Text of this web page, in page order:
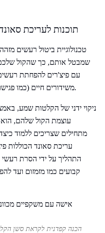
תוכנות לעריכת
טכנולוגיית ביטול רעשים
שמבטל אותם, כך שהקול
עם פיצ'רים להפחתת
משידורים חיים (כמו פגישות וירטואליות) וגם מהקלטות קיימות.
ניקוי ידני של הקלטות שמע,
עוצמת הקול שלהם, הוא
מתחילים שצריכים ללמוד
עריכת סאונד
התהליך על ידי הסרת
קבועים כמו מזמזום ועד
הכנה קפדנית לקראת סשן